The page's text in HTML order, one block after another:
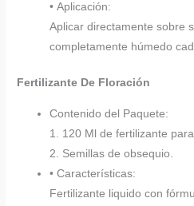
• Aplicación:
Aplicar directamente sobre
completamente húmedo
Fertilizante De Floración
Contenido del Paquete:
1. 120 Ml de fertilizante
2. Semillas de obsequio.
• Características:
Fertilizante liquido con